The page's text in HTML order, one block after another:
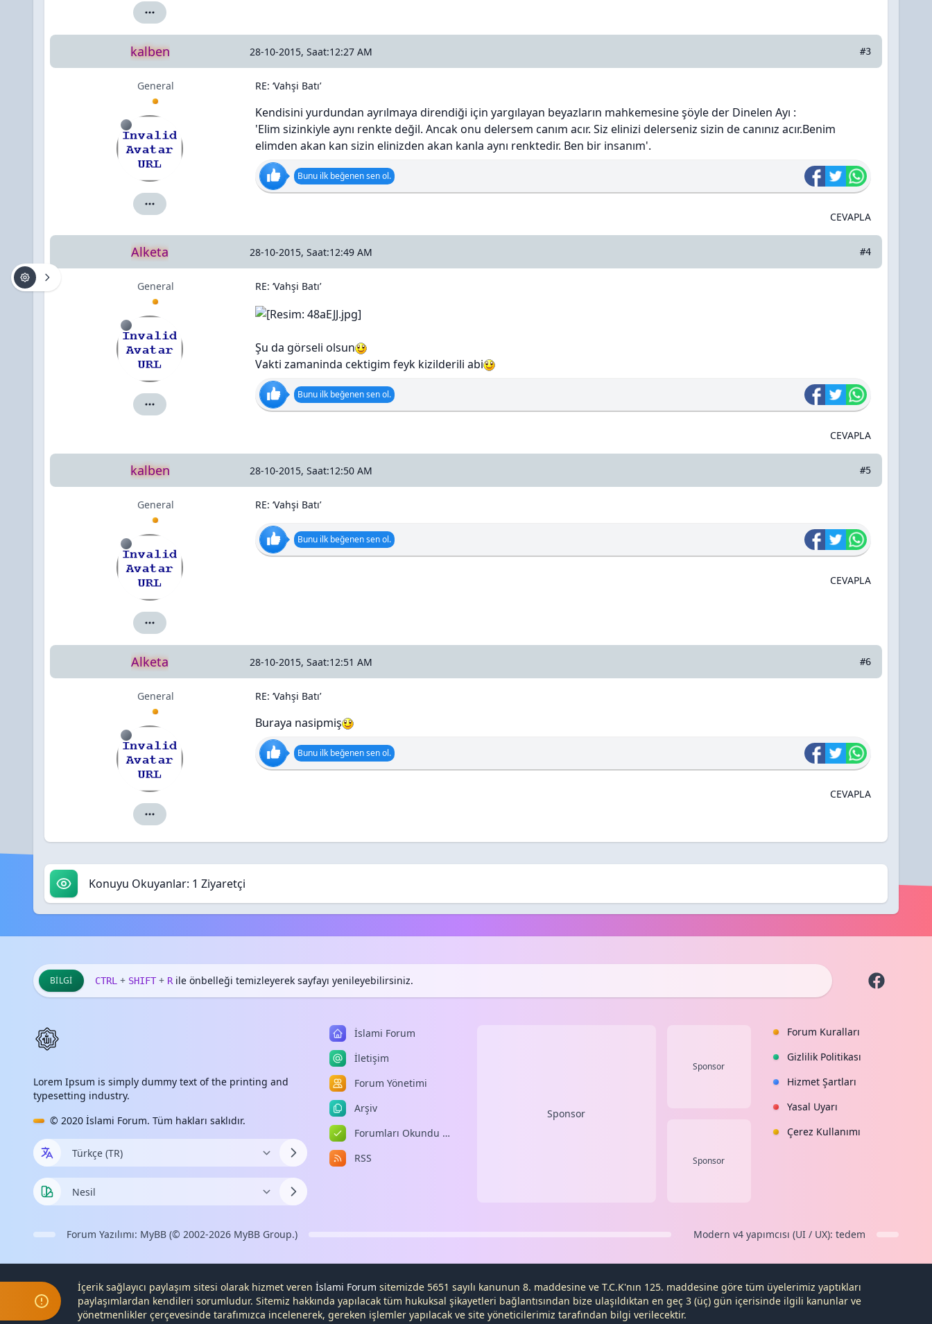
Alketa için ayrıntılar
kalben 28-10-2015, Saat:12:27 AM #3
General
kalben için ayrıntılar
RE: ‘Vahşi Batı’
Kendisini yurdundan ayrılmaya direndiği için yargılayan beyazların mahkemesine şöyle der Dinelen Ayı :
'Elim sizinkiyle aynı renkte değil. Ancak onu delersem canım acır. Siz elinizi delerseniz sizin de canınız acır.Benim
elimden akan kan sizin elinizden akan kanla aynı renktedir. Ben bir insanım'.
Bunu ilk beğenen sen ol.
CEVAPLA
Alketa 28-10-2015, Saat:12:49 AM #4
General
Alketa için ayrıntılar
RE: ‘Vahşi Batı’
Şu da görseli olsun
Vakti zamaninda cektigim feyk kizilderili abi
Bunu ilk beğenen sen ol.
CEVAPLA
kalben 28-10-2015, Saat:12:50 AM #5
General
kalben için ayrıntılar
RE: ‘Vahşi Batı’
Bunu ilk beğenen sen ol.
CEVAPLA
Alketa 28-10-2015, Saat:12:51 AM #6
General
Alketa için ayrıntılar
RE: ‘Vahşi Batı’
Buraya nasipmiş
Bunu ilk beğenen sen ol.
CEVAPLA
Konuyu Okuyanlar: 1 Ziyaretçi
BILGI CTRL + SHIFT + Rile önbelleği temizleyerek sayfayı yenileyebilirsiniz.
Lorem Ipsum is simply dummy text of the printing and
typesetting industry.
© 2020 İslami Forum. Tüm hakları saklıdır.
İslami Forum
İletişim
Forum Yönetimi
Arşiv
Forumları Okundu Kabul Et
RSS
Sponsor
Sponsor
Sponsor
Forum Kuralları
Gizlilik Politikası
Hizmet Şartları
Yasal Uyarı
Çerez Kullanımı
Forum Yazılımı: MyBB (© 2002-2026 MyBB Group.) Modern v4yapımcısı (UI / UX): tedem
İçerik sağlayıcı paylaşım sitesi olarak hizmet veren İslami Forum sitemizde 5651 sayılı kanunun 8. maddesine ve T.C.K'nın 125. maddesine göre tüm üyelerimiz yaptıkları
paylaşımlardan kendileri sorumludur. Sitemiz hakkında yapılacak tüm hukuksal şikayetleri bağlantısından bize ulaşıldıktan en geç 3 (üç) gün içerisinde ilgili kanunlar ve
yönetmenlikler çerçevesinde tarafımızca incelenerek, gereken işlemler yapılacak ve site yöneticilerimiz tarafından bilgi verilecektir.